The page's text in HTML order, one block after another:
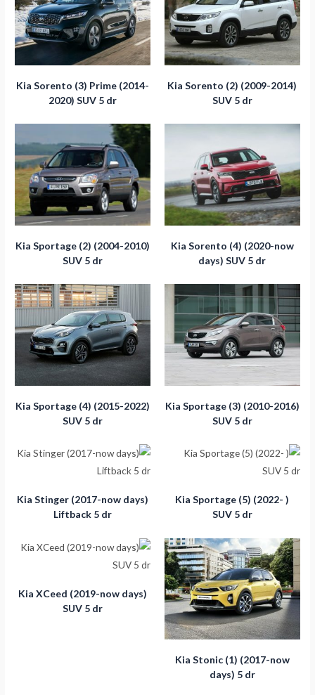
Kia Sorento (2) (2009-2014)
SUV 5 dr
Kia Sorento (3) Prime (2014-
2020) SUV 5 dr
Kia Sorento (4) (2020-now
days) SUV 5 dr
Kia Sportage (2) (2004-2010)
SUV 5 dr
Kia Sportage (3) (2010-2016)
SUV 5 dr
Kia Sportage (4) (2015-2022)
SUV 5 dr
Kia Sportage (5) (2022- )
SUV 5 dr
Kia Stinger (2017-now days)
Liftback 5 dr
Kia Stonic (1) (2017-now
days) 5 dr
Kia XCeed (2019-now days)
SUV 5 dr